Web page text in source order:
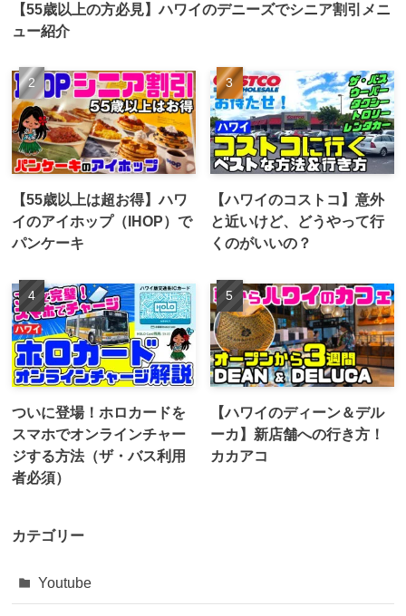
【55歳以上の方必見】ハワイのデニーズでシニア割引メニ
ュー紹介
【55歳以上は超お得】ハワ
イのアイホップ（IHOP）で
パンケーキ
【ハワイのコストコ】意外
と近いけど、どうやって行
くのがいいの？
ついに登場！ホロカードを
スマホでオンラインチャー
ジする方法（ザ・バス利用
者必須）
【ハワイのディーン＆デル
ーカ】新店舗への行き方！
カカアコ
カテゴリー
Youtube